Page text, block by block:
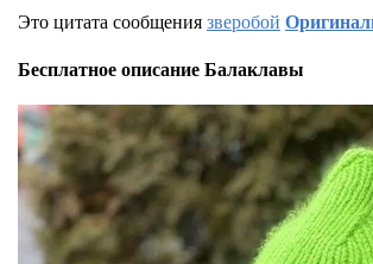
Это цитата сообщениязверобой
Бесплатное описание Балаклавы